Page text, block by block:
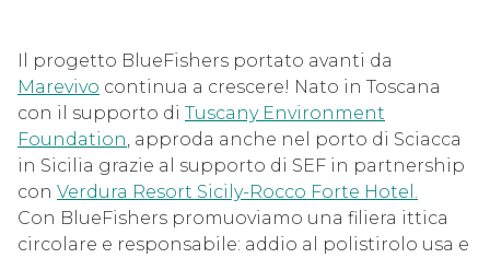
Il progetto BlueFishers portato avanti da
Marevivo continua a crescere! Nato in Toscana
con il supporto di Tuscany Environment
Foundation , approda anche nel porto di Sciacca
in Sicilia grazie al supporto di SEF in partnership
con Verdura Resort Sicily-Rocco Forte Hotel.
Con BlueFishers promuoviamo una filiera ittica
circolare e responsabile: addio al polistirolo usa e